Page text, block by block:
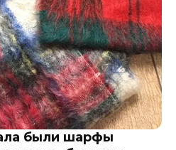
были шарфы